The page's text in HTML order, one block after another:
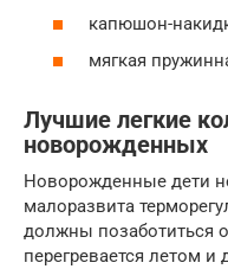
капюшон-
мягкая
Лучшие легкие
новорожденных
Новорожденные дети
малоразвита
должны позаботиться
перегревается летом и